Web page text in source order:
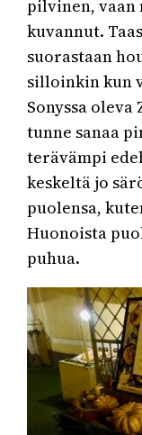
pilvinen, vaan
kuvannut.
suorastaan
silloinkin kun
Sonyssa
tunne sanaa
terävämpi
keskeltä jo
puolensa,
Huonoista
puhua.